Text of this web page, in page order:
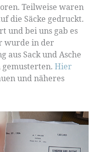
Teilweise waren
die Säcke gedruckt.
und bei uns gab es
wurde in der
aus Sack und Asche
gemusterten. Hier
und näheres